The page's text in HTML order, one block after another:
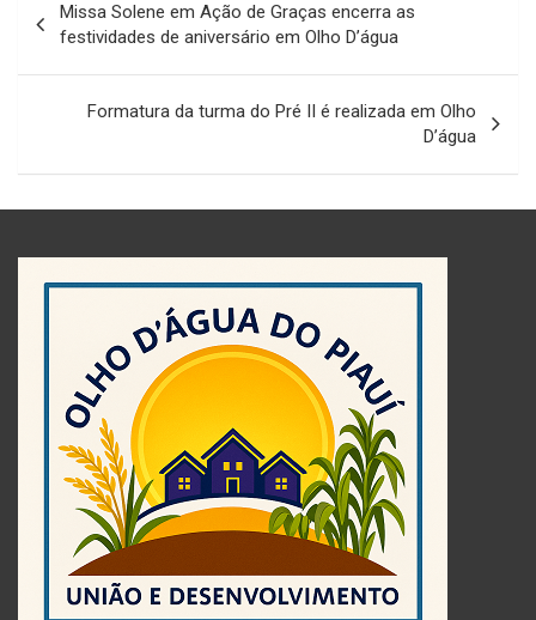
de
Post
Missa Solene em Ação de Graças encerra as
festividades de aniversário em Olho D’água
Formatura da turma do Pré II é realizada em Olho
D’água